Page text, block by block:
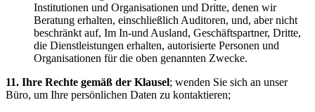
Institutionen und Organisationen und Dritte, denen wir
Beratung erhalten, einschließlich Auditoren, und, aber nicht
beschränkt auf, Im In-und Ausland, Geschäftspartner, Dritte,
die Dienstleistungen erhalten, autorisierte Personen und
Organisationen für die oben genannten Zwecke.
11. Ihre Rechte gemäß der Klausel; wenden Sie sich an unser
Büro, um Ihre persönlichen Daten zu kontaktieren;